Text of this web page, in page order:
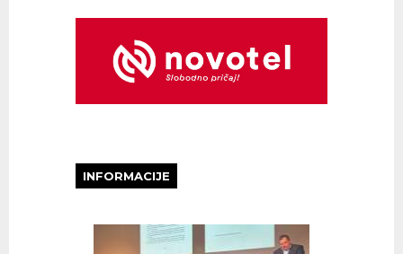
INFORMACIJE